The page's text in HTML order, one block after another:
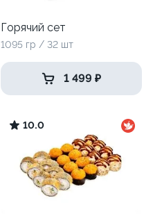
Горячий сет
1095 гр / 32 шт
1 499 ₽
10.0